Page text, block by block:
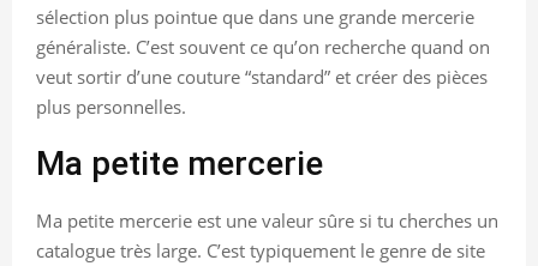
sélection plus pointue que dans une grande mercerie
généraliste. C’est souvent ce qu’on recherche quand on
veut sortir d’une couture “standard” et créer des pièces
plus personnelles.
Ma petite mercerie
Ma petite mercerie est une valeur sûre si tu cherches un
catalogue très large. C’est typiquement le genre de site